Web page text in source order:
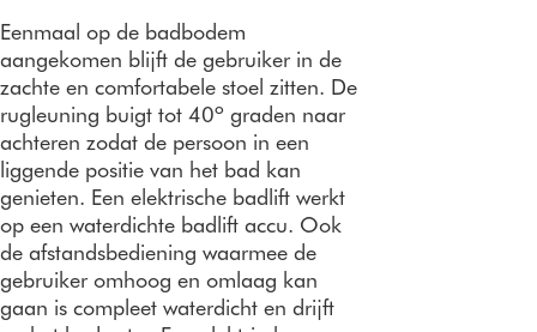
Eenmaal op de badbodem
aangekomen blijft de gebruiker in de
zachte en comfortabele stoel zitten. De
rugleuning buigt tot 40º graden naar
achteren zodat de persoon in een
liggende positie van het bad kan
genieten. Een elektrische badlift werkt
op een waterdichte badlift accu. Ook
de afstandsbediening waarmee de
gebruiker omhoog en omlaag kan
gaan is compleet waterdicht en drijft